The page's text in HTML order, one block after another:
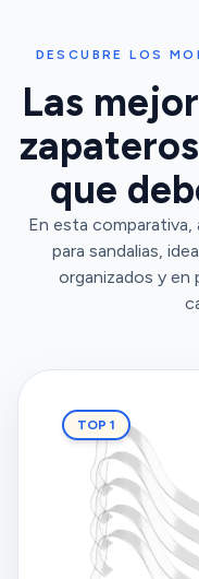
DESCUBRE LOS
Las
que
En esta comparativa,
para sandalias,
organizados y
TOP 1